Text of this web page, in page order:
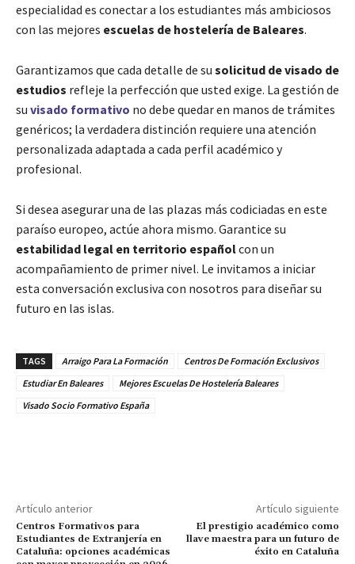
especialidad es conectar a los estudiantes más ambiciosos
con las mejores escuelas de hostelería de Baleares.
Garantizamos que cada detalle de su solicitud de visado de
estudios refleje la perfección que usted exige. La gestión de
su visado formativo no debe quedar en manos de trámites
genéricos; la verdadera distinción requiere una atención
personalizada adaptada a cada perfil académico y
profesional.
Si desea asegurar una de las plazas más codiciadas en este
paraíso europeo, actúe ahora mismo. Garantice su
estabilidad legal en territorio españolcon un
acompañamiento de primer nivel. Le invitamos a iniciar
esta conversación exclusiva con nosotros para diseñar su
futuro en las islas.
TAGS Arraigo Para La Formación
Centros De Formación Exclusivos
Estudiar En Baleares
Mejores Escuelas De Hostelería Baleares
Visado Socio Formativo España
Artículo anterior
Centros Formativos para
Estudiantes de Extranjería en
Cataluña: opciones académicas
Artículo siguiente
El prestigio académico como
llave maestra para un futuro de
éxito en Cataluña